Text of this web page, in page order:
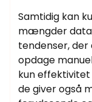
Samtidig kan
mængder
tendenser,
opdage
kun
de giver også